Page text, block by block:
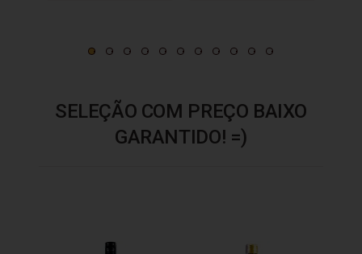
SELEÇÃO COM PREÇO BAIXO
GARANTIDO! =)